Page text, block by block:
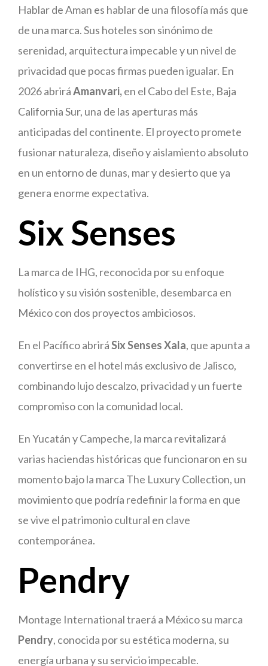
Hablar de Aman es hablar de una filosofía más que
de una marca. Sus hoteles son sinónimo de
serenidad, arquitectura impecable y un nivel de
privacidad que pocas firmas pueden igualar. En
2026 abriráAmanvari,en el Cabo del Este, Baja
California Sur, una de las aperturas más
anticipadas del continente. El proyecto promete
fusionar naturaleza, diseño y aislamiento absoluto
en un entorno de dunas, mar y desierto que ya
genera enorme expectativa.
Six Senses
La marca de IHG, reconocida por su enfoque
holístico y su visión sostenible, desembarca en
México con dos proyectos ambiciosos.
En el Pacífico abriráSix Senses Xala, que apunta a
convertirse en el hotel más exclusivo de Jalisco,
combinando lujo descalzo, privacidad y un fuerte
compromiso con la comunidad local.
En Yucatán y Campeche, la marca revitalizará
varias haciendas históricas que funcionaron en su
momento bajo la marca The Luxury Collection, un
movimiento que podría redefinir la forma en que
se vive el patrimonio cultural en clave
contemporánea.
Pendry
Montage International traerá a México su marca
Pendry, conocida por su estética moderna, su
energía urbana y su servicio impecable.